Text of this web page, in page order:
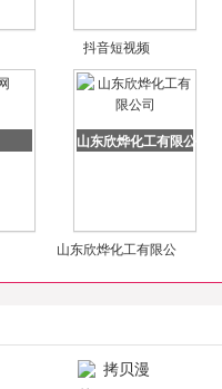
抖音短视频
山东欣烨化工有限公司
山东欣烨化工有限公
拷贝漫